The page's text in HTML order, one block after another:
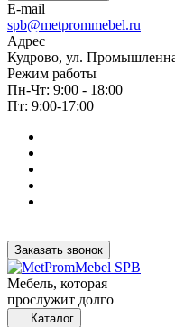
E-mail
spb@metprommebel.ru
Адрес
Кудрово, ул.
Режим работы
Пн-Чт: 9:00 - 18:00
Пт: 9:00-17:00
Заказать звонок
Мебель, которая
прослужит долго
Каталог